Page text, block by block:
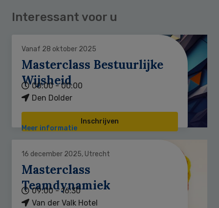
Interessant voor u
Vanaf 28 oktober 2025
Masterclass Bestuurlijke
Wijsheid
00:00 - 00:00
Den Dolder
Inschrijven
Meer informatie
16 december 2025, Utrecht
Masterclass
Teamdynamiek
09:00 - 16:30
Van der Valk Hotel